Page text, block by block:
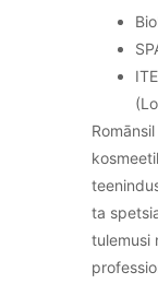
ta
tulemusi